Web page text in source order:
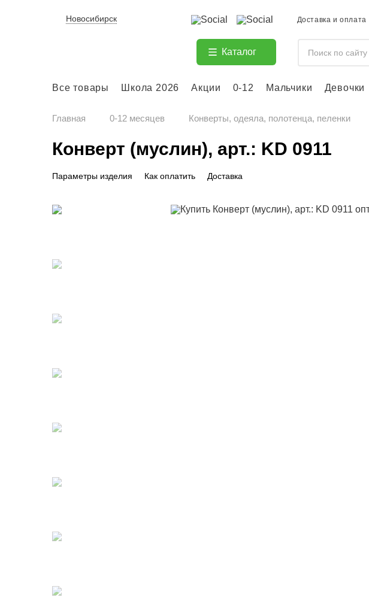
Новосибирск Доставка и оплата
Каталог
Все товары Школа 2026 Акции 0-12 Мальчики Девочки
Главная 0-12 месяцев Конверты, одеяла, полотенца, пеленки
Конверт (муслин), арт.: KD 0911
Параметры изделия Как оплатить Доставка